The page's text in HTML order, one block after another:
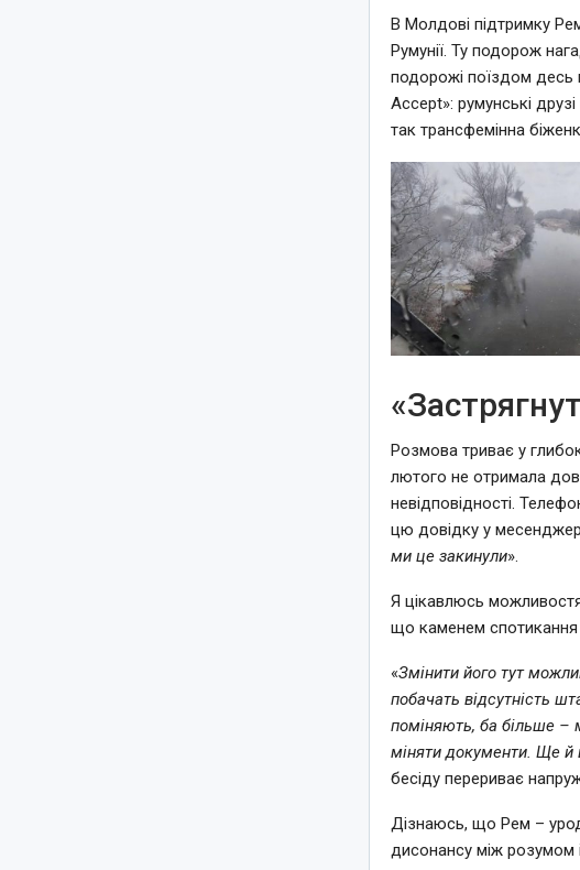
В Молдові підтримку
Румунії. Ту подорож
подорожі поїздом десь
Accept»: румунські
так трансфемінна
Розмова триває у
лютого не отримала
невідповідності.
цю довідку у
ми це закинули».
Я цікавлюсь
що каменем спотикання
«Змінити його тут
побачать відсутність
поміняють, ба більше –
міняти документи. Ще й
бесіду перериває
Дізнаюсь, що Рем –
дисонансу між розумом